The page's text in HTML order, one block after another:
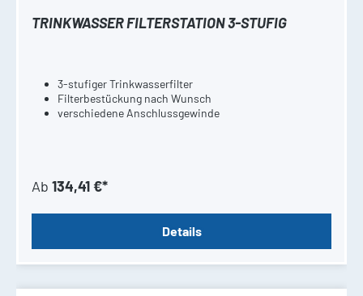
TRINKWASSER FILTERSTATION 3-STUFIG
3-stufiger Trinkwasserfilter
Filterbestückung nach Wunsch
verschiedene Anschlussgewinde
Ab 134,41 €*
Details